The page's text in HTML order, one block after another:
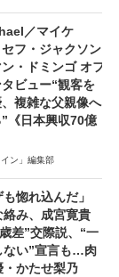
／マイケ
フ・ジャクソン
・ドミンゴ オフ
ビュー“観客を
複雑な父親像へ
《日本興収70億
イン」編集部
も惚れ込んだ」
絡み、成宮寛貴
差”交際説、“一
ない”宣言も…肉
・かたせ梨乃